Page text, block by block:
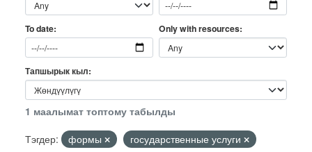
To date Only with resources
Тапшырык кыл
1 маалымат топтому табылды
Тэгдер:
формы
государственные услуги